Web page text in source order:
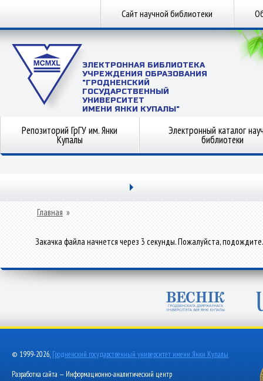
Сайт научной библиотеки
ЭЛЕКТРОННАЯ БИБЛИОТЕКА
УЧРЕЖДЕНИЯ ОБРАЗОВАНИЯ
"ГРОДНЕНСКИЙ
ГОСУДАРСТВЕННЫЙ
УНИВЕРСИТЕТ
ИМЕНИ ЯНКИ КУПАЛЫ"
Репозиторий ГрГУ им. Янки
Купалы
Электронный каталог
библиотеки
Главная »
Закачка файла начнется через 3 секунды. Пожалуйста, подождите.
© 1999-2026, Гродненский государственный университет имени Янки Купалы
Разработка сайта — Информационно-аналитический центр